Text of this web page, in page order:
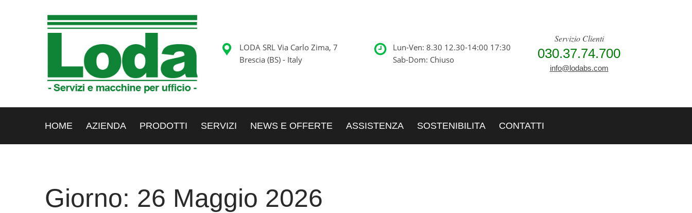
LODA SRL Via Carlo Zima, 7
Brescia (BS) - Italy
Lun-Ven: 8.30 12.30-14:00 17:30
Sab-Dom: Chiuso
Servizio Clienti
030.37.74.700
info@lodabs.com
HOME AZIENDA PRODOTTI SERVIZI NEWS E OFFERTE ASSISTENZA SOSTENIBILITA CONTATTI
Giorno: 26 Maggio 2026